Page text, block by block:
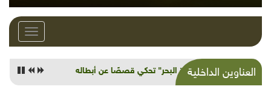
Toggle
العناوين الداخلية"جارة البحر" تحكي قصصًا عن أبطاله